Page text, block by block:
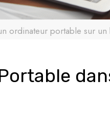
ordinateur portable sur